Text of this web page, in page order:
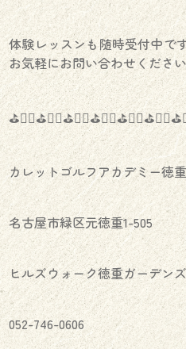
体験レッスンも随時受付中で
お気軽にお問い合わせくださ
カレットゴルフアカデミー
名古屋市緑区元徳重1-505
ヒルズウォーク徳重ガーデン
052-746-0606